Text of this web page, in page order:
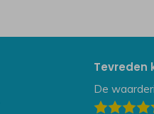
Tevreden
De